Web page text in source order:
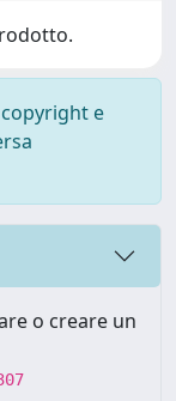
e
o creare un